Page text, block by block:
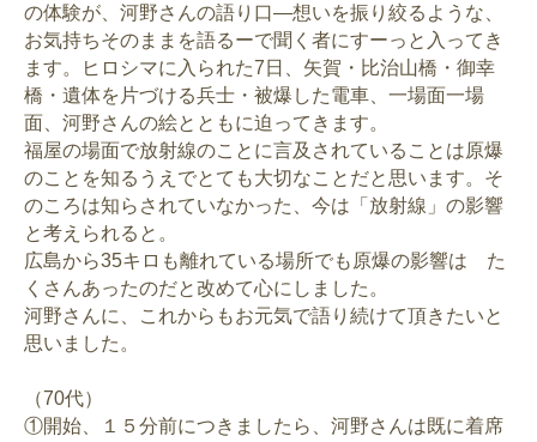
の体験が、河野さんの語り口―想いを振り絞るような、
お気持ちそのままを語るーで聞く者にすーっと入ってき
ます。ヒロシマに入られた7日、矢賀・比治山橋・御幸
橋・遺体を片づける兵士・被爆した電車、一場面一場
面、河野さんの絵とともに迫ってきます。
福屋の場面で放射線のことに言及されていることは原爆
のことを知るうえでとても大切なことだと思います。そ
のころは知らされていなかった、今は「放射線」の影響
と考えられると。
広島から35キロも離れている場所でも原爆の影響は た
くさんあったのだと改めて心にしました。
河野さんに、これからもお元気で語り続けて頂きたいと
思いました。
（70代）
①開始、１５分前につきましたら、河野さんは既に着席